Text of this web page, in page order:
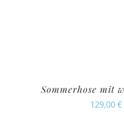
Sommerhose mit
129,00€